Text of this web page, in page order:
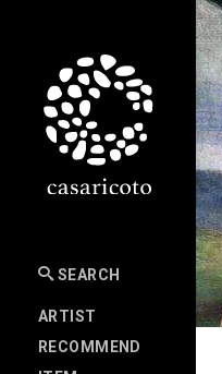
SEARCH
ARTIST
RECOMMEND